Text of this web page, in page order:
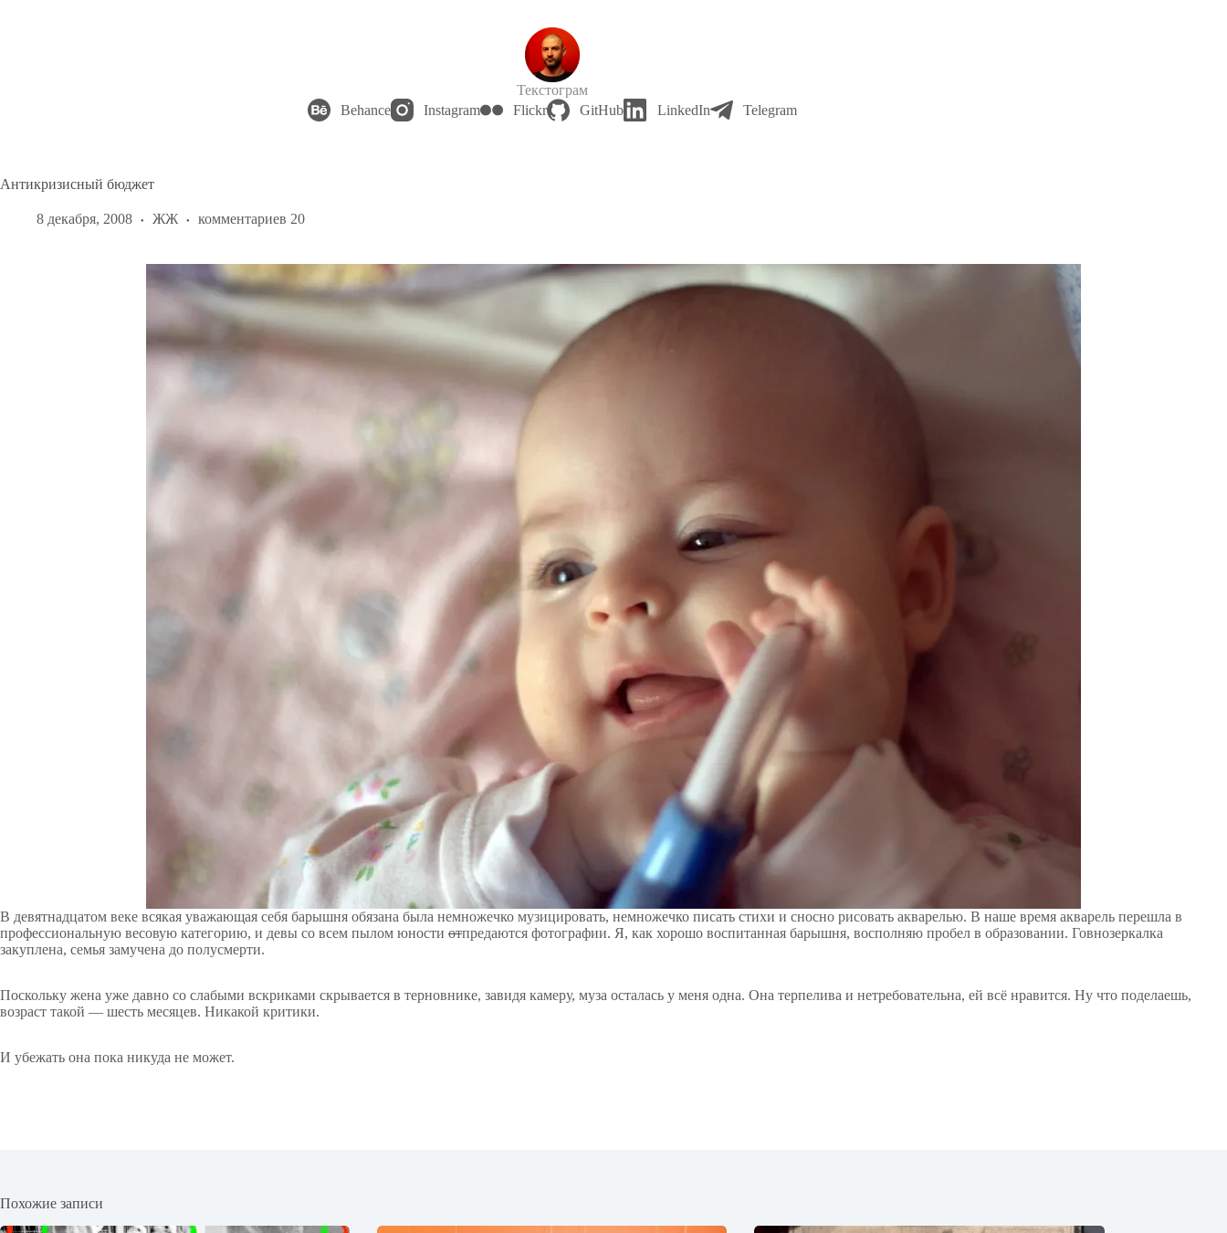
Текстограм
Behance
Instagram Flickr GitHub LinkedIn Telegram
Антикризисный бюджет
8 декабря, 2008 ЖЖ комментариев 20
В девятнадцатом веке всякая уважающая себя барышня обязана была немножечко музицировать, немножечко писать стихи и сносно рисовать акварелью. В наше время акварель перешла в
профессиональную весовую категорию, и девы со всем пылом юности отпредаются фотографии. Я, как хорошо воспитанная барышня, восполняю пробел в образовании. Говнозеркалка
закуплена, семья замучена до полусмерти.
Поскольку жена уже давно со слабыми вскриками скрывается в терновнике, завидя камеру, муза осталась у меня одна. Она терпелива и нетребовательна, ей всё нравится. Ну что поделаешь,
возраст такой — шесть месяцев. Никакой критики.
И убежать она пока никуда не может.
Похожие записи